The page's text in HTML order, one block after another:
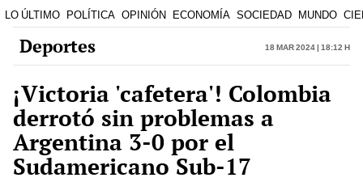
LO ÚLTIMO POLÍTICA OPINIÓN ECONOMÍA SOCIEDAD MUNDO
Deportes 18 Mar 2024 | 18:12 h
¡Victoria 'cafetera'! Colombia
derrotó sin problemas a
Argentina 3-0 por el
Sudamericano Sub-17